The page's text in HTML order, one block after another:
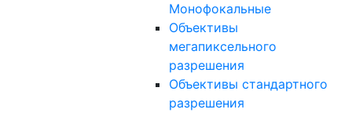
Монофокальные
Объективы
мегапиксельного
разрешения
Объективы стандартного
разрешения